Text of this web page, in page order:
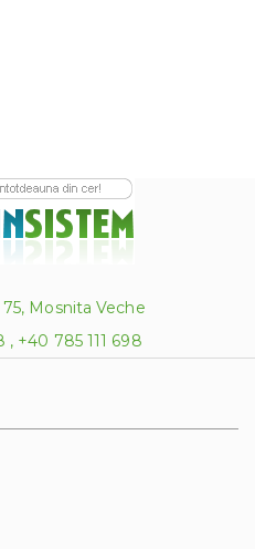
Mosnita Veche
+40 785 111 698